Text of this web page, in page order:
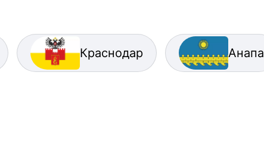
Краснодар Анапа